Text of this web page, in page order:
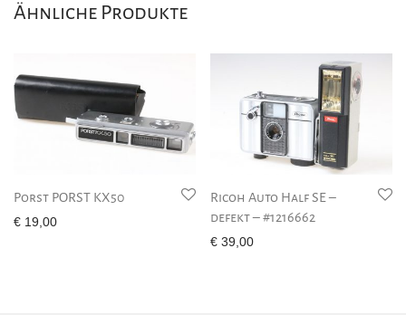
Ähnliche Produkte
Porst PORST KX50
€ 19,00
Ricoh Auto Half SE –
defekt – #1216662
€ 39,00